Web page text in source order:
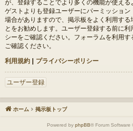
が、登録することでより多くの機能が使え
ゲストよりも登録ユーザーにパーミッショ
場合がありますので、掲示板をよく利用する
とをお勧めします。ユーザー登録する前に利
シーをご確認ください。フォーラムを利用
ご確認ください。
利用規約 | プライバシーポリシー
ユーザー登録
ホーム 掲示板トップ
Powered by phpBB® Forum Software